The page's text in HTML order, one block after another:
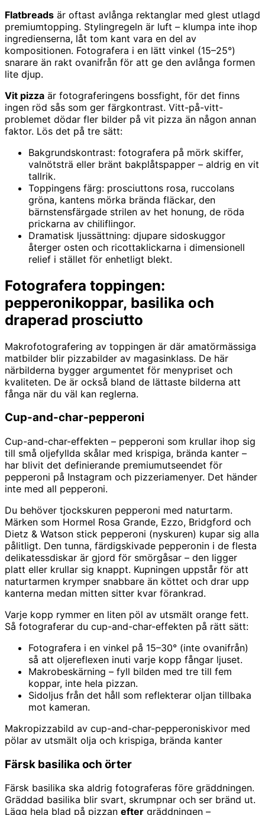
Flatbreads är oftast avlånga rektanglar med glest utlagd
premiumtopping. Stylingregeln är luft – klumpa inte ihop
ingredienserna, låt tom kant vara en del av
kompositionen. Fotografera i en lätt vinkel (15–25°)
snarare än rakt ovanifrån för att ge den avlånga formen
lite djup.
Vit pizza är fotograferingens bossfight, för det finns
ingen röd sås som ger färgkontrast. Vitt-på-vitt-
problemet dödar fler bilder på vit pizza än någon annan
faktor. Lös det på tre sätt:
Bakgrundskontrast: fotografera på mörk skiffer,
valnötsträ eller bränt bakplåtspapper – aldrig en vit
tallrik.
Toppingens färg: prosciuttons rosa, ruccolans
gröna, kantens mörka brända fläckar, den
bärnstensfärgade strilen av het honung, de röda
prickarna av chiliflingor.
Dramatisk ljussättning: djupare sidoskuggor
återger osten och ricottaklickarna i dimensionell
relief i stället för enhetligt blekt.
Fotografera toppingen:
pepperonikoppar, basilika och
draperad prosciutto
Makrofotografering av toppingen är där amatörmässiga
matbilder blir pizzabilder av magasinklass. De här
närbilderna bygger argumentet för menypriset och
kvaliteten. De är också bland de lättaste bilderna att
fånga när du väl kan reglerna.
Cup-and-char-pepperoni
Cup-and-char-effekten – pepperoni som krullar ihop sig
till små oljefyllda skålar med krispiga, brända kanter –
har blivit det definierande premiumutseendet för
pepperoni på Instagram och pizzeriamenyer. Det händer
inte med all pepperoni.
Du behöver tjockskuren pepperoni med naturtarm.
Märken som Hormel Rosa Grande, Ezzo, Bridgford och
Dietz & Watson stick pepperoni (nyskuren) kupar sig alla
pålitligt. Den tunna, färdigskivade pepperonin i de flesta
delikatessdiskar är gjord för smörgåsar – den ligger
platt eller krullar sig knappt. Kupningen uppstår för att
naturtarmen krymper snabbare än köttet och drar upp
kanterna medan mitten sitter kvar förankrad.
Varje kopp rymmer en liten pöl av utsmält orange fett.
Så fotograferar du cup-and-char-effekten på rätt sätt:
Fotografera i en vinkel på 15–30° (inte ovanifrån)
så att oljereflexen inuti varje kopp fångar ljuset.
Makrobeskärning – fyll bilden med tre till fem
koppar, inte hela pizzan.
Sidoljus från det håll som reflekterar oljan tillbaka
mot kameran.
Makropizzabild av cup-and-char-pepperoniskivor med
pölar av utsmält olja och krispiga, brända kanter
Färsk basilika och örter
Färsk basilika ska aldrig fotograferas före gräddningen.
Gräddad basilika blir svart, skrumpnar och ser bränd ut.
Lägg hela blad på pizzan efter gräddningen –